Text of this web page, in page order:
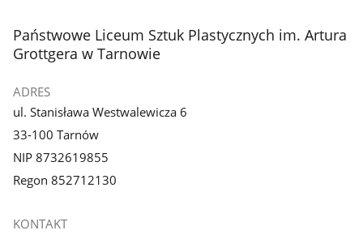
stopka
Państwowe Liceum Sztuk Plastycznych im. Artura
Grottgera w Tarnowie
ADRES
ul. Stanisława Westwalewicza 6
33-100 Tarnów
NIP 8732619855
Regon 852712130
KONTAKT